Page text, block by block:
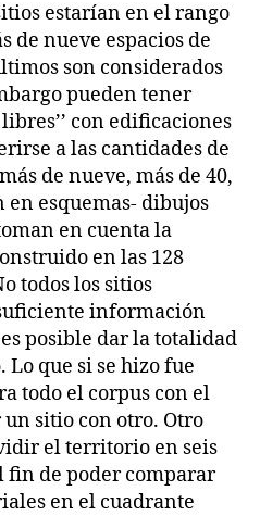
estarían en el rango
de nueve espacios de
son considerados
pueden tener
libres’’ con edificaciones
a las cantidades de
de nueve, más de 40,
en esquemas- dibujos
en cuenta la
en las 128
todos los sitios
información
posible dar la totalidad
que si se hizo fue
todo el corpus con el
sitio con otro. Otro
el territorio en seis
fin de poder comparar
en el cuadrante